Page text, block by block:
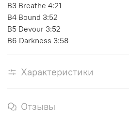
B3 Breathe 4:21
B4 Bound 3:52
B5 Devour 3:52
B6 Darkness 3:58
Характеристики
Отзывы